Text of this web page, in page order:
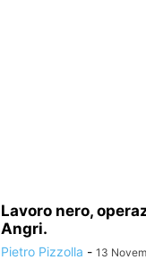
Lavoro nero,
Angri.
Pietro Pizzolla - 13